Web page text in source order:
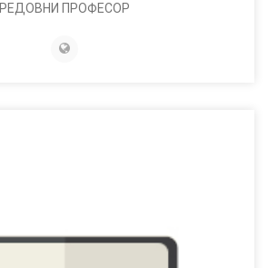
РЕДОВНИ ПРОФЕСОР